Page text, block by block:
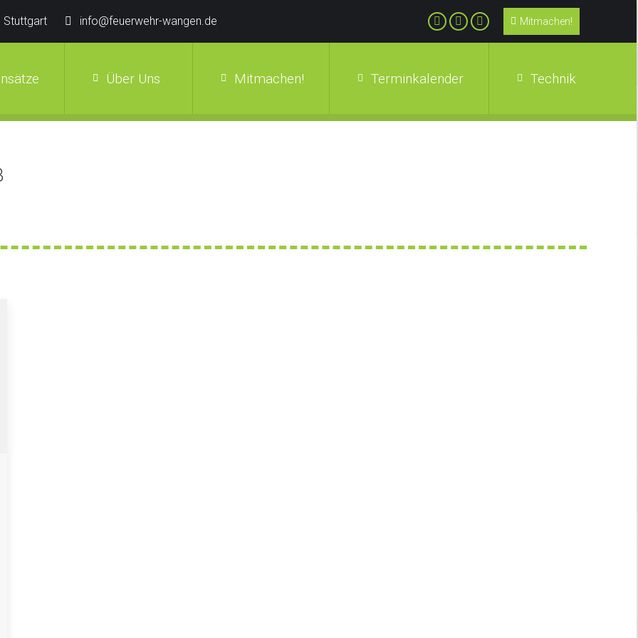
Stuttgart info@feuerwehr-wangen.de Mitmachen!
Über Uns Mitmachen! Terminkalender Technik